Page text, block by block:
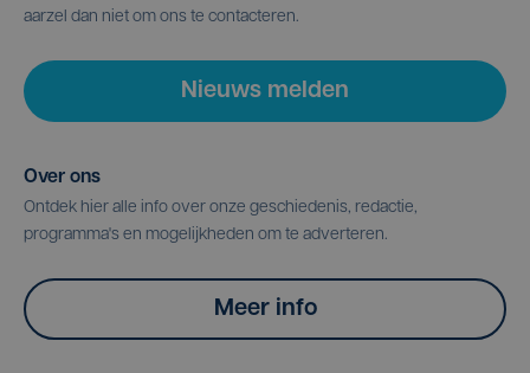
aarzel dan niet om ons te contacteren.
Nieuws melden
Over ons
Ontdek hier alle info over onze geschiedenis, redactie,
programma's en mogelijkheden om te adverteren.
Meer info